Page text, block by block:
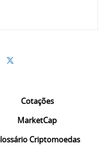
Cotações
MarketCap
Criptomoedas